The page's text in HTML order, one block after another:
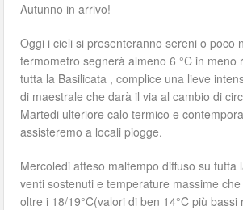
Autunno in arrivo!
Oggi i cieli si presenteranno sereni o poco
termometro segnerà almeno 6 °C in meno
tutta la Basilicata , complice una lieve
di maestrale che darà il via al cambio di
Martedi ulteriore calo termico e
assisteremo a locali piogge.
Mercoledi atteso maltempo diffuso su tutta
venti sostenuti e temperature massime
oltre i 18/19°C(valori di ben 14°C più